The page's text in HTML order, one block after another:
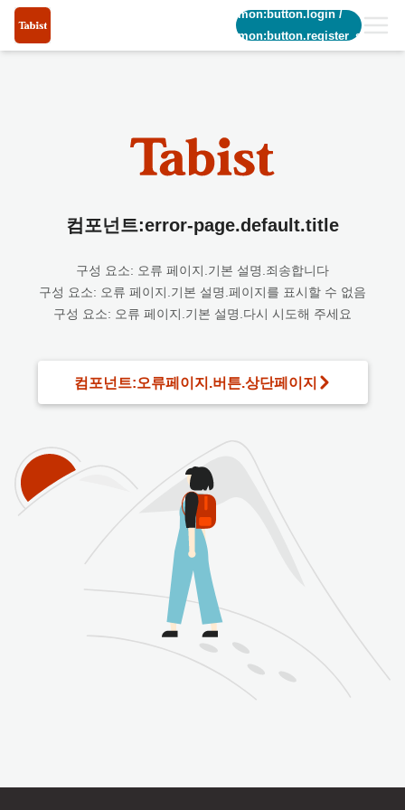
common:button.login/
common:button.register_short
컴포넌트:error-page.default.title
구성 요소: 오류 페이지.기본 설명.죄송합니다
구성 요소: 오류 페이지.기본 설명.페이지를 표시할 수 없음
구성 요소: 오류 페이지.기본 설명.다시 시도해 주세요
컴포넌트:오류페이지.버튼.상단페이지